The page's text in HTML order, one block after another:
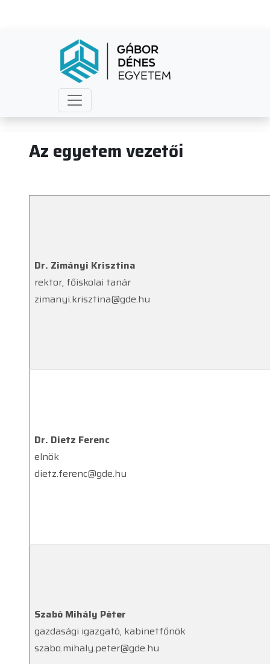
Vezetők
Az egyetem vezetői
Dr. Zimányi Krisztina
rektor, főiskolai tanár
zimanyi.krisztina@gde.hu
Dr. Dietz Ferenc
elnök
dietz.ferenc@gde.hu
Szabó Mihály Péter
gazdasági igazgató, kabinetfőnök
szabo.mihaly.peter@gde.hu